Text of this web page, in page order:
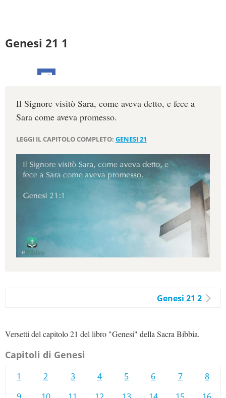
Genesi 21 1
Il Signore visitò Sara, come aveva detto, e fece a
Sara come aveva promesso.
LEGGI IL CAPITOLO COMPLETO: GENESI 21
Genesi 21 2
Versetti del capitolo 21 del libro "Genesi" della Sacra Bibbia.
Capitoli di Genesi
1 2 3 4 5 6 7
8